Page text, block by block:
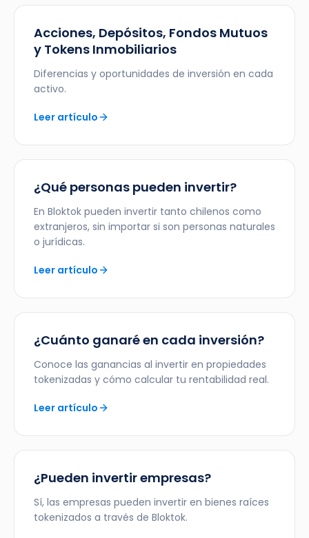
Acciones, Depósitos, Fondos Mutuos
y Tokens Inmobiliarios
Diferencias y oportunidades de inversión en cada
activo.
Leer artículo
¿Qué personas pueden invertir?
En Bloktok pueden invertir tanto chilenos como
extranjeros, sin importar si son personas naturales
o jurídicas.
Leer artículo
¿Cuánto ganaré en cada inversión?
Conoce las ganancias al invertir en propiedades
tokenizadas y cómo calcular tu rentabilidad real.
Leer artículo
¿Pueden invertir empresas?
Sí, las empresas pueden invertir en bienes raíces
tokenizados a través de Bloktok.